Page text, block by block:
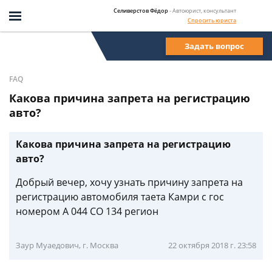
Селиверстов Фёдор- Автоюрист, консультант
Спросить юриста
Задать вопрос
FAQ
Какова причина запрета на регистрацию
авто?
Какова причина запрета на регистрацию
авто?
Добрый вечер, хочу узнать причину запрета на
регистрацию автомобиля таета Камри с гос
номером А 044 СО 134 регион
Заур Муаедович, г. Москва 22 октября 2018 г. 23:58